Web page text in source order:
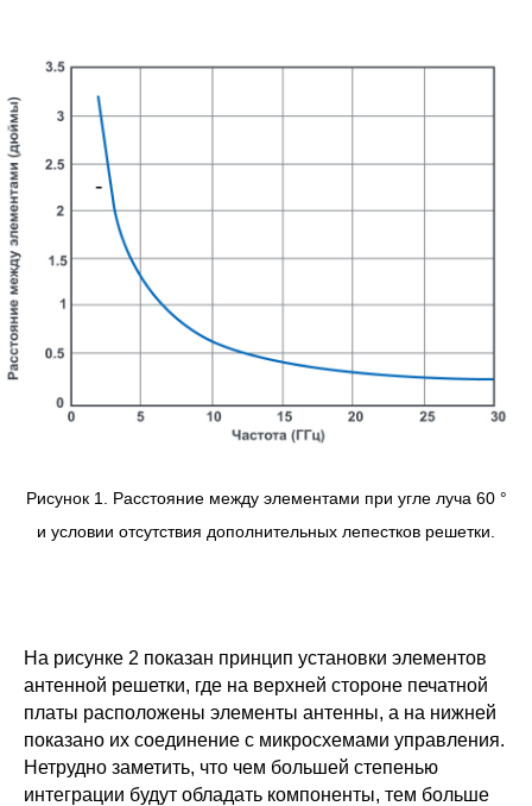
Рисунок 1. Расстояние между элементами при угле луча 60 °
и условии отсутствия дополнительных лепестков решетки.
На рисунке 2 показан принцип установки элементов
антенной решетки, где на верхней стороне печатной
платы расположены элементы антенны, а на нижней
показано их соединение с микросхемами управления.
Нетрудно заметить, что чем большей степенью
интеграции будут обладать компоненты, тем больше